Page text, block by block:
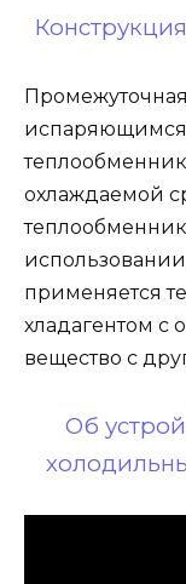
испаряющимся
охлаждаемой
применяется
хладагентом с
вещество с
Об